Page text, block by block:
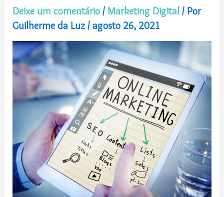
Deixe um comentário / Marketing Digital / Por
Guilherme da Luz/agosto 26, 2021